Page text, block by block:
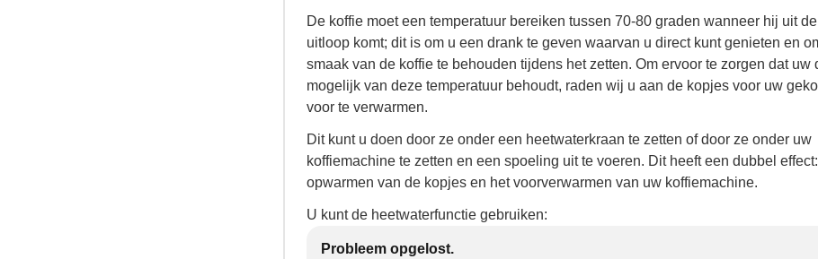
De koffie moet een temperatuur bereiken tussen 70-80 graden wanneer hij uit
uitloop komt; dit is om u een drank te geven waarvan u direct kunt genieten en
smaak van de koffie te behouden tijdens het zetten. Om ervoor te zorgen dat uw
mogelijk van deze temperatuur behoudt, raden wij u aan de kopjes voor uw
voor te verwarmen.
Dit kunt u doen door ze onder een heetwaterkraan te zetten of door ze onder uw
koffiemachine te zetten en een spoeling uit te voeren. Dit heeft een dubbel
opwarmen van de kopjes en het voorverwarmen van uw koffiemachine.
U kunt de heetwaterfunctie gebruiken:
Probleem opgelost.